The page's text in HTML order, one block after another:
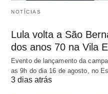
NOTÍCIAS
Lula volta a São
dos anos 70 na Vila
Evento de lançamento da
as 9h do dia 16 de agosto, no
3 dias atrás